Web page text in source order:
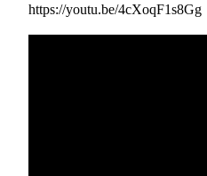
https://youtu.be/4cXoqF1s8Gg